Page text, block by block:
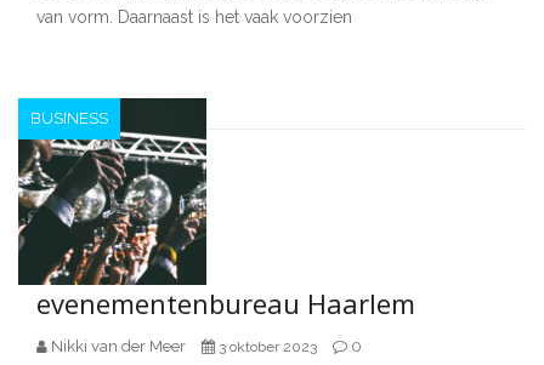
van vorm. Daarnaast is het vaak voorzien
BUSINESS
evenementenbureau Haarlem
Nikki van der Meer 3 oktober 2023 0